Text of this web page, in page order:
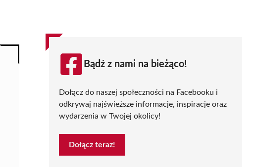
Bądź z nami na bieżąco!
Dołącz do naszej społeczności na Facebooku i
odkrywaj najświeższe informacje, inspiracje oraz
wydarzenia w Twojej okolicy!
Dołącz teraz!